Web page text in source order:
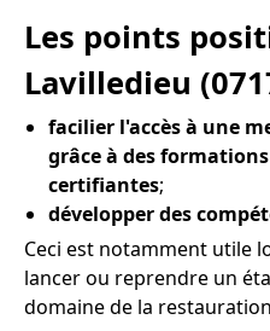
Les points
Lavilledieu
facilier l'accès à une
grâce à des
certifiantes;
développer des
Ceci est notamment utile
lancer ou reprendre un
domaine de la